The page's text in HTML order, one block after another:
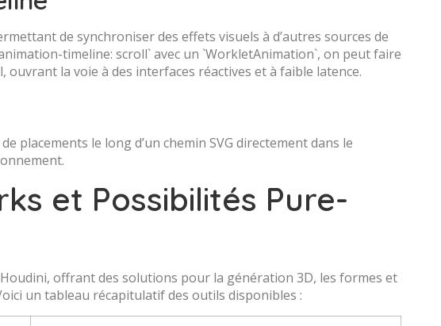
de synchroniser des effets visuels à d’autres sources de
timeline: scroll` avec un `WorkletAnimation`, on peut faire
la voie à des interfaces réactives et à faible latence.
placements le long d’un chemin SVG directement dans le
et Possibilités Pure-
offrant des solutions pour la génération 3D, les formes et
un tableau récapitulatif des outils disponibles :